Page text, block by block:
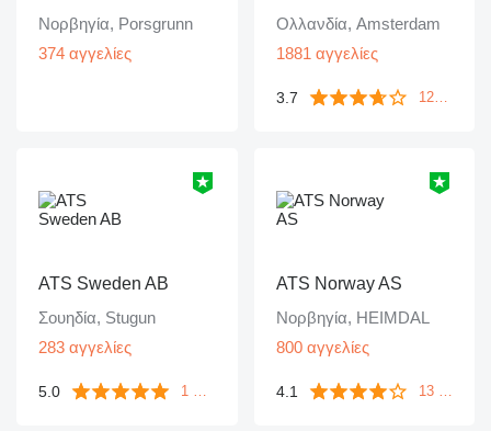
Νορβηγία, Porsgrunn
374 αγγελίες
Ολλανδία, Amsterdam
1881 αγγελίες
3.7 1249 ανατροφοδοτήσεις
ATS Sweden AB
Σουηδία, Stugun
283 αγγελίες
5.0 1 ανατροφοδότηση
ATS Norway AS
Νορβηγία, HEIMDAL
800 αγγελίες
4.1 13 ανατροφοδοτήσεις